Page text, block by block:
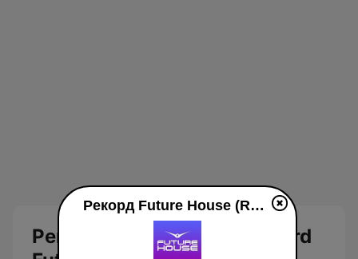
Рекорд Future House (Record
Рекорд Future House (Record Future House) live